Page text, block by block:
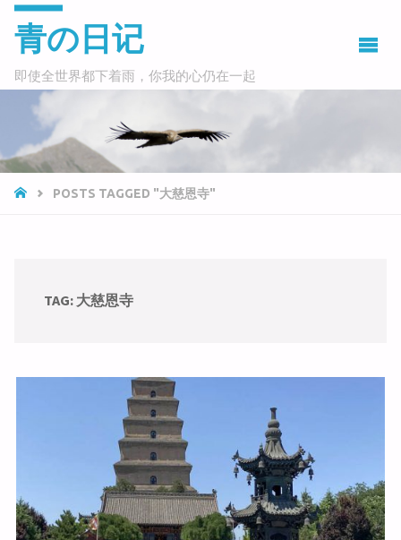
青の日记
即使全世界都下着雨，你我的心仍在一起
HOMEPOSTS TAGGED "大慈恩寺"
TAG: 大慈恩寺